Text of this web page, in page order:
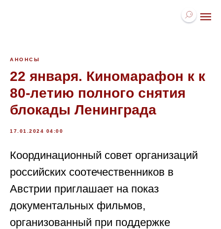
АНОНСЫ
22 января. Киномарафон к к
80-летию полного снятия
блокады Ленинграда
17.01.2024 04:00
Координационный совет организаций
российских соотечественников в
Австрии приглашает на показ
документальных фильмов,
организованный при поддержке